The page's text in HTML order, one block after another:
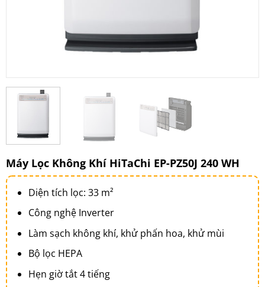
Máy Lọc Không Khí HiTaChi EP-PZ50J 240 WH
Diện tích lọc: 33 m²
Công nghệ Inverter
Làm sạch không khí, khử phấn hoa, khử mùi
Bộ lọc HEPA
Hẹn giờ tắt 4 tiếng